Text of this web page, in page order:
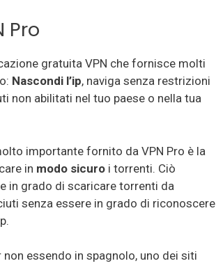
Pro
gratuita VPN che fornisce molti
Nascondi l’ip, naviga senza restrizioni
non abilitati nel tuo paese o nella tua
importante fornito da VPN Pro è la
in modo sicuro i torrenti. Ciò
in grado di scaricare torrenti da
senza essere in grado di riconoscere
non essendo in spagnolo, uno dei siti